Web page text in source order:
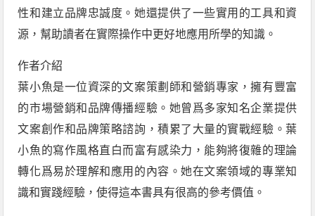
性和建立品牌忠誠度。她還提供了一些實用的工具和資
源，幫助讀者在實際操作中更好地應用所學的知識。
作者介紹
葉小魚是一位資深的文案策劃師和營銷專家，擁有豐富
的市場營銷和品牌傳播經驗。她曾爲多家知名企業提供
文案創作和品牌策略諮詢，積累了大量的實戰經驗。葉
小魚的寫作風格直白而富有感染力，能夠將復雜的理論
轉化爲易於理解和應用的內容。她在文案領域的專業知
識和實踐經驗，使得這本書具有很高的參考價值。